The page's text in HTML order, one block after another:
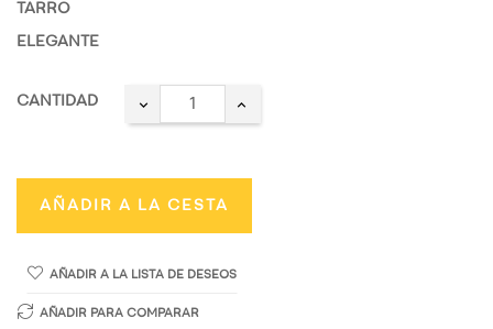
TARRO
ELEGANTE
CANTIDAD
AÑADIR A LA CESTA
AÑADIR A LA LISTA DE DESEOS
AÑADIR PARA COMPARAR